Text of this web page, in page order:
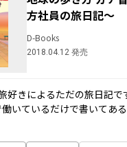
方社員の旅日記～
D-Books
2018.04.12 発売
好きによるただの旅日記で
いているだけで書いてあ